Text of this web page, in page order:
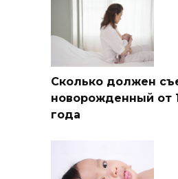
Сколько должен
новорожденный от
года